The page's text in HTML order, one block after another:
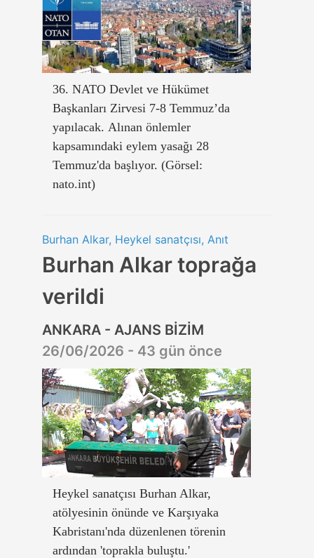
36. NATO Devlet ve Hükümet
Başkanları Zirvesi 7-8 Temmuz’da
yapılacak. Alınan önlemler
kapsamındaki eylem yasağı 28
Temmuz'da başlıyor. (Görsel:
nato.int)
Burhan Alkar, Heykel sanatçısı, Anıt
Burhan Alkar toprağa
verildi
ANKARA - AJANS BİZİM
26/06/2026 - 43 gün önce
Heykel sanatçısı Burhan Alkar,
atölyesinin önünde ve Karşıyaka
Kabristanı'nda düzenlenen törenin
ardından 'toprakla buluştu.'